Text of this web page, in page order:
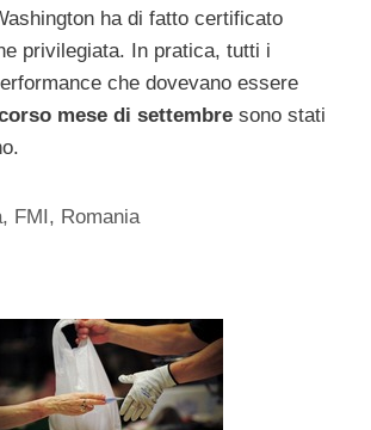
ha di fatto certificato
privilegiata. In pratica, tutti i
che dovevano essere
mese di settembre sono stati
, FMI, Romania